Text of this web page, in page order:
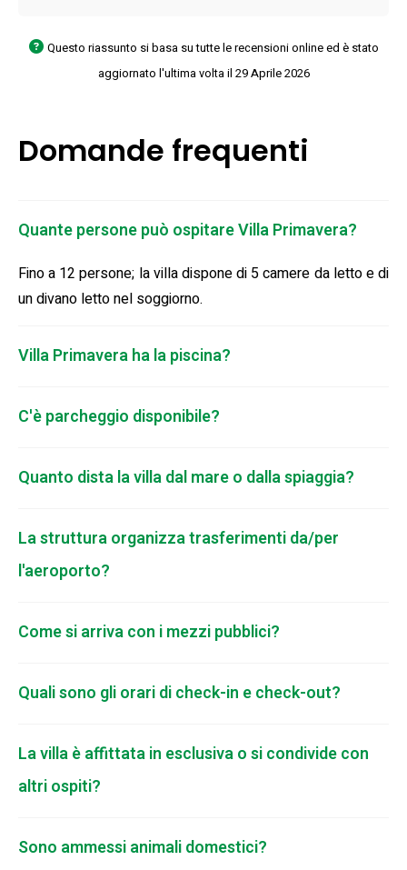
Questo riassunto si basa su tutte le recensioni online ed è stato
aggiornato l'ultima volta il 29 Aprile 2026
Domande frequenti
Quante persone può ospitare Villa Primavera?
Fino a 12 persone; la villa dispone di 5 camere da letto e di
un divano letto nel soggiorno.
Villa Primavera ha la piscina?
C'è parcheggio disponibile?
Quanto dista la villa dal mare o dalla spiaggia?
La struttura organizza trasferimenti da/per
l'aeroporto?
Come si arriva con i mezzi pubblici?
Quali sono gli orari di check-in e check-out?
La villa è affittata in esclusiva o si condivide con
altri ospiti?
Sono ammessi animali domestici?